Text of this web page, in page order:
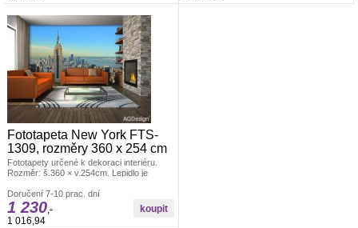
Fototapeta New York FTS-
1309, rozměry 360 x 254 cm
Fototapety určené k dekoraci interiéru.
Rozměr: š.360 × v.254cm. Lepidlo je
lepení ve čtyřech dílech. Lepidlem se
natírá fototapeta. Offsetový tisk.
Doručení 7-10 prac. dní
1 230,-
1 016,94